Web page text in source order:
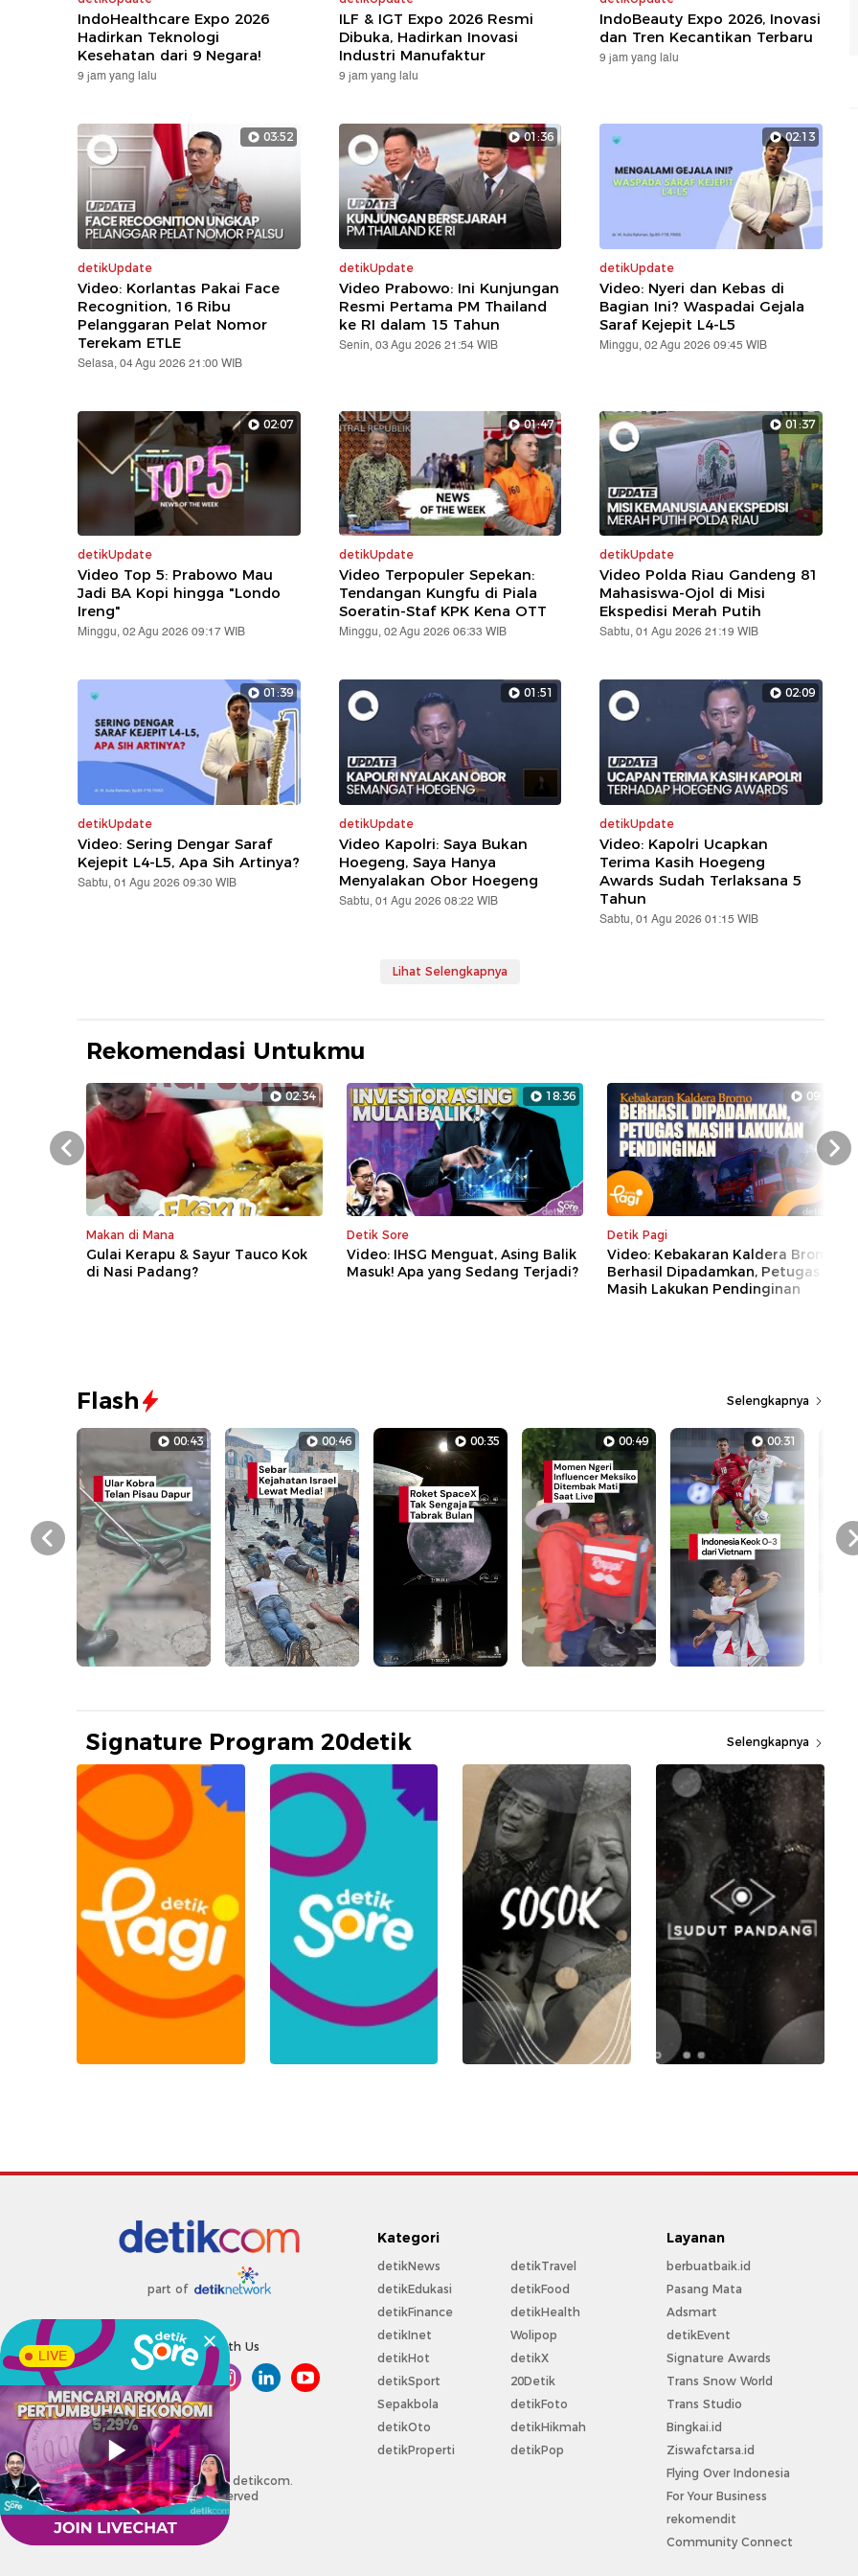
LIVE
IndoHealthcare Expo 2026
Hadirkan Teknologi
Kesehatan dari 9 Negara!
9 jam yang lalu
ILF & IGT Expo 2026 Resmi
Dibuka, Hadirkan Inovasi
Industri Manufaktur
9 jam yang lalu
IndoBeauty Expo 2026, Inovasi
dan Tren Kecantikan Terbaru
9 jam yang lalu
03:52
detikUpdate
Video: Korlantas Pakai Face
Recognition, 16 Ribu
Pelanggaran Pelat Nomor
Terekam ETLE
Selasa, 04 Agu 2026 21:00 WIB
01:36
detikUpdate
Video Prabowo: Ini Kunjungan
Resmi Pertama PM Thailand
ke RI dalam 15 Tahun
Senin, 03 Agu 2026 21:54 WIB
02:13
detikUpdate
Video: Nyeri dan Kebas di
Bagian Ini? Waspadai Gejala
Saraf Kejepit L4-L5
Minggu, 02 Agu 2026 09:45 WIB
02:07
detikUpdate
Video Top 5: Prabowo Mau
Jadi BA Kopi hingga "Londo
Ireng"
Minggu, 02 Agu 2026 09:17 WIB
01:47
detikUpdate
Video Terpopuler Sepekan:
Tendangan Kungfu di Piala
Soeratin-Staf KPK Kena OTT
Minggu, 02 Agu 2026 06:33 WIB
01:37
detikUpdate
Video Polda Riau Gandeng 81
Mahasiswa-Ojol di Misi
Ekspedisi Merah Putih
Sabtu, 01 Agu 2026 21:19 WIB
01:39
detikUpdate
Video: Sering Dengar Saraf
Kejepit L4-L5, Apa Sih Artinya?
Sabtu, 01 Agu 2026 09:30 WIB
01:51
detikUpdate
Video Kapolri: Saya Bukan
Hoegeng, Saya Hanya
Menyalakan Obor Hoegeng
Sabtu, 01 Agu 2026 08:22 WIB
02:09
detikUpdate
Video: Kapolri Ucapkan
Terima Kasih Hoegeng
Awards Sudah Terlaksana 5
Tahun
Sabtu, 01 Agu 2026 01:15 WIB
Lihat Selengkapnya
Rekomendasi Untukmu
02:34
Makan di Mana
Gulai Kerapu & Sayur Tauco Kok
di Nasi Padang?
18:36
Detik Sore
Video: IHSG Menguat, Asing Balik
Masuk! Apa yang Sedang Terjadi?
09:18
Detik Pagi
Video: Kebakaran Kaldera Bromo
Berhasil Dipadamkan, Petugas
Masih Lakukan Pendinginan
Prev Next
Flash Selengkapnya
00:43 00:46 00:35 00:49 00:31
Prev
Signature Program 20detik Selengkapnya
part of
Connect With Us
Copyright @ 2026 detikcom.
All right reserved
Kategori
detikNews
detikEdukasi
detikFinance
detikInet
detikHot
detikSport
Sepakbola
detikOto
detikProperti
detikTravel
detikFood
detikHealth
Wolipop
detikX
20Detik
detikFoto
detikHikmah
detikPop
Layanan
berbuatbaik.id
Pasang Mata
Adsmart
detikEvent
Signature Awards
Trans Snow World
Trans Studio
Bingkai.id
Ziswafctarsa.id
Flying Over Indonesia
For Your Business
rekomendit
Community Connect